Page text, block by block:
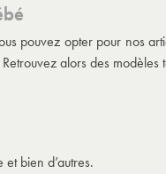
pouvez opter pour nos
alors des modèles
bien d’autres.